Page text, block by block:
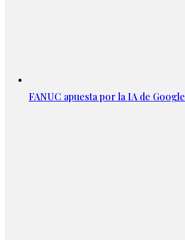
FANUC apuesta por la IA de Google